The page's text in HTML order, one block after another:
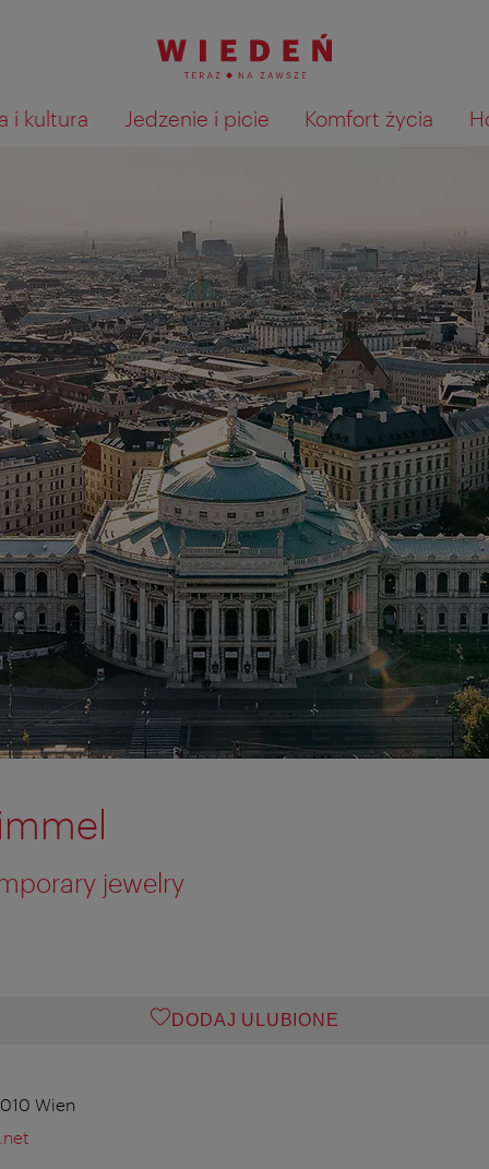
i kultura Jedzenie i picie Komfort życia
jewelry
DODAJ ULUBIONE
Wien